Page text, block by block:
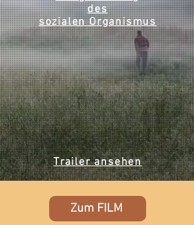
des
sozialen Organismus
Trailer ansehen
Zum FILM